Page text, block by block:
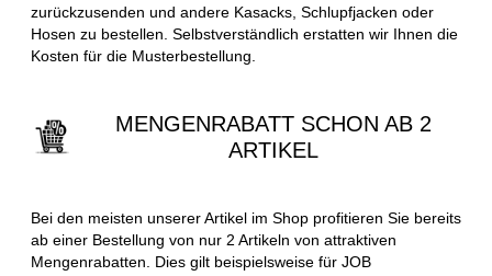
zurückzusenden und andere Kasacks, Schlupfjacken oder
Hosen zu bestellen. Selbstverständlich erstatten wir Ihnen die
Kosten für die Musterbestellung.
MENGENRABATT SCHON AB 2
ARTIKEL
Bei den meisten unserer Artikel im Shop profitieren Sie bereits
ab einer Bestellung von nur 2 Artikeln von attraktiven
Mengenrabatten. Dies gilt beispielsweise für JOB